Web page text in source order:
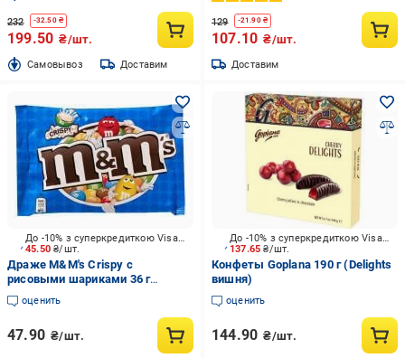
232 -32.50₴
199.50 ₴/шт.
Cамовывоз Доставим
129 -21.90₴
107.10 ₴/шт.
Доставим
45.50₴/шт.
До -10% з суперкредиткою Visa Вигода
Драже M&M's Crispy с
рисовыми шариками 36 г
(5000159304245)
оценить
47.90 ₴/шт.
137.65₴/шт.
До -10% з суперкредиткою Visa Вигода
Конфеты Goplana 190 г (Delights
вишня)
оценить
144.90 ₴/шт.